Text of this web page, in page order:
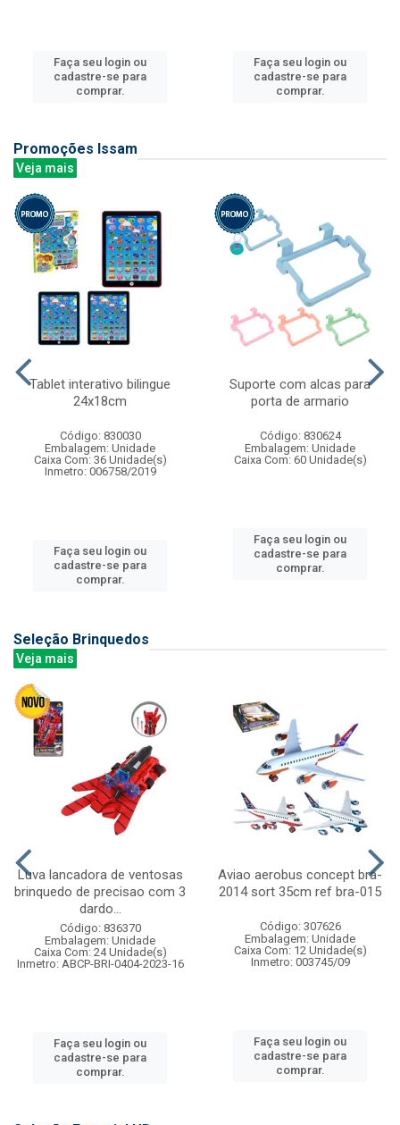
Faça seu login ou
cadastre-se para
comprar.
Faça seu login ou
cadastre-se para
comprar.
Promoções Issam
Veja mais
Tablet interativo bilingue
24x18cm
Código: 830030
Embalagem: Unidade
Caixa Com: 36 Unidade(s)
Inmetro: 006758/2019
Faça seu login ou
cadastre-se para
comprar.
Suporte com alcas para
porta de armario
Código: 830624
Embalagem: Unidade
Caixa Com: 60 Unidade(s)
Faça seu login ou
cadastre-se para
comprar.
Seleção Brinquedos
Veja mais
Luva lancadora de ventosas
brinquedo de precisao com 3
dardo...
Código: 836370
Embalagem: Unidade
Caixa Com: 24 Unidade(s)
Inmetro: ABCP-BRI-0404-2023-16
Faça seu login ou
cadastre-se para
comprar.
Aviao aerobus concept bra-
2014 sort 35cm ref bra-015
Código: 307626
Embalagem: Unidade
Caixa Com: 12 Unidade(s)
Inmetro: 003745/09
Faça seu login ou
cadastre-se para
comprar.